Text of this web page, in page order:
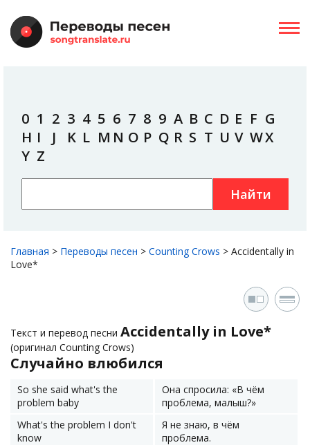
0 1 2 3 4 5 6 7 8 9 A B C D E F G
H I J K L M N O P Q R S T U V WX
Y Z
Найти
Главная > Переводы песен > Counting Crows > Accidentally in
Love*
Текст и перевод песни Accidentally in Love*
(оригинал Counting Crows)
Случайно влюбился
So she said what's the
problem baby
Она спросила: «В чём
проблема, малыш?»
What's the problem I don't
know
Я не знаю, в чём
проблема.